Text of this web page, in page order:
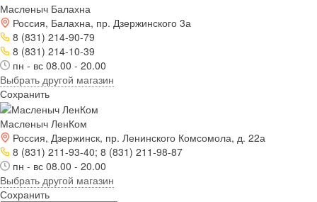
Масленыч Балахна
Россия, Балахна, пр. Дзержинского 3а
8 (831) 214-90-79
8 (831) 214-10-39
пн - вс 08.00 - 20.00
Выбрать другой магазин
Сохранить
Масленыч ЛенКом
Россия, Дзержинск, пр. Ленинского Комсомола, д. 22а
8 (831) 211-93-40; 8 (831) 211-98-87
пн - вс 08.00 - 20.00
Выбрать другой магазин
Сохранить